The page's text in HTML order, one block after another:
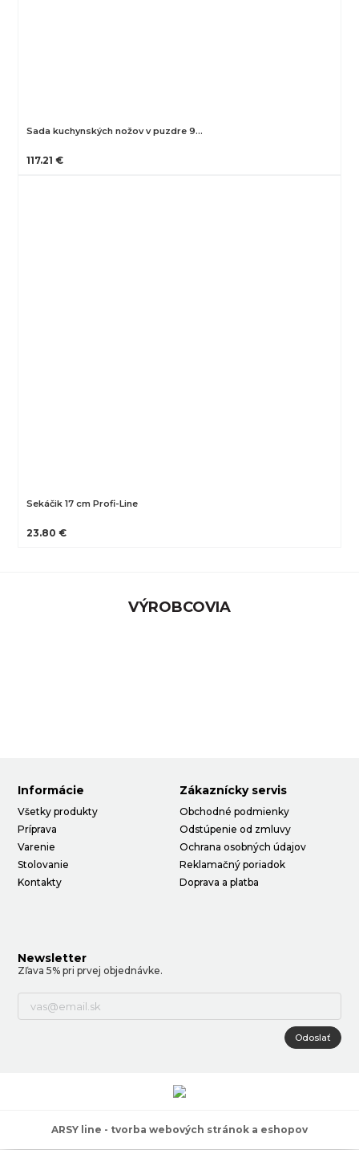
Sada kuchynských nožov v puzdre 9…
117.21 €
Sekáčik 17 cm Profi-Line
23.80 €
VÝROBCOVIA
Informácie
Všetky produkty
Príprava
Varenie
Stolovanie
Kontakty
Zákaznícky servis
Obchodné podmienky
Odstúpenie od zmluvy
Ochrana osobných údajov
Reklamačný poriadok
Doprava a platba
Newsletter
Zľava 5% pri prvej objednávke.
Odoslať
ARSY line - tvorba webových stránok a eshopov